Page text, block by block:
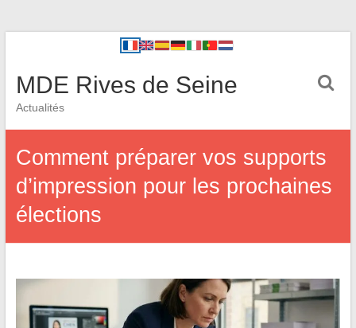
MDE Rives de Seine
Actualités
Comment préparer vos supports
d’impression pour les prochaines
élections